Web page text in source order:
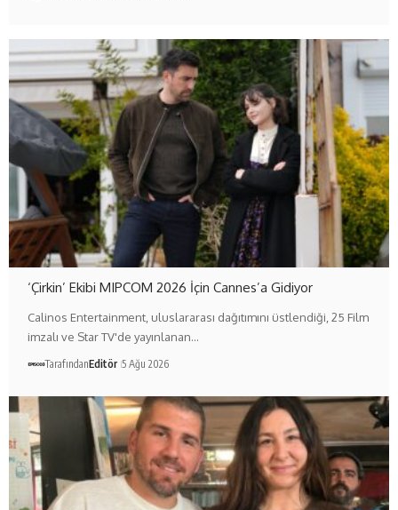
‘Çirkin’ Ekibi MIPCOM 2026 İçin Cannes’a Gidiyor
Calinos Entertainment, uluslararası dağıtımını üstlendiği, 25 Film
imzalı ve Star TV'de yayınlanan…
TarafındanEditör 5 Ağu 2026